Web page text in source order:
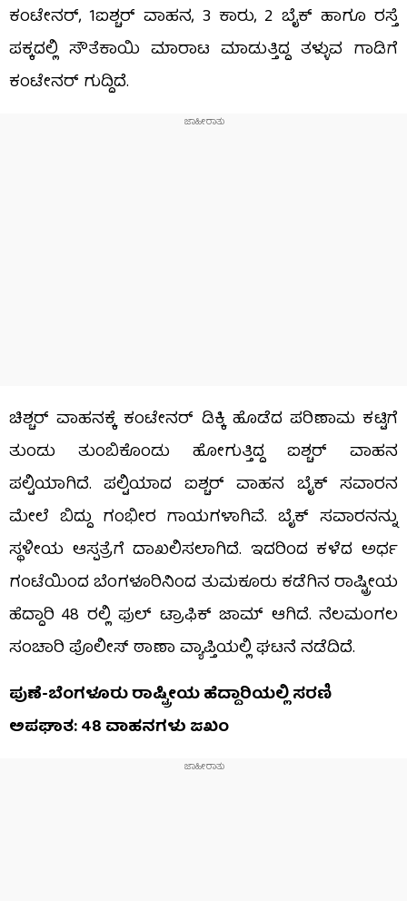
ಕಂಟೇನರ್, 1ಐಶ್ಚರ್ ವಾಹನ, 3 ಕಾರು, 2 ಬೈಕ್ ಹಾಗೂ ರಸ್ತೆ
ಪಕ್ಕದಲ್ಲಿ ಸೌತೆಕಾಯಿ ಮಾರಾಟ ಮಾಡುತ್ತಿದ್ದ ತಳ್ಳುವ ಗಾಡಿಗೆ
ಕಂಟೇನರ್​ ಗುದ್ದಿದೆ.
ಚಿಶ್ಚರ್ ವಾಹನಕ್ಕೆ ಕಂಟೇನರ್​ ಡಿಕ್ಕಿ ಹೊಡೆದ ಪರಿಣಾಮ ಕಟ್ಟಿಗೆ
ತುಂಡು ತುಂಬಿಕೊಂಡು ಹೋಗುತ್ತಿದ್ದ ಐಶ್ಚರ್ ವಾಹನ
ಪಲ್ಟಿಯಾಗಿದೆ. ಪಲ್ಟಿಯಾದ ಐಶ್ಚರ್ ವಾಹನ ಬೈಕ್ ಸವಾರನ
ಮೇಲೆ ಬಿದ್ದು ಗಂಭೀರ ಗಾಯಗಳಾಗಿವೆ. ಬೈಕ್​ ಸವಾರನನ್ನು
ಸ್ಥಳೀಯ ಆಸ್ಪತ್ರೆಗೆ ದಾಖಲಿಸಲಾಗಿದೆ. ಇದರಿಂದ ಕಳೆದ ಅರ್ಧ
ಗಂಟೆಯಿಂದ ಬೆಂಗಳೂರಿನಿಂದ ತುಮಕೂರು ಕಡೆಗಿನ ರಾಷ್ಟ್ರೀಯ
ಹೆದ್ದಾರಿ 48 ರಲ್ಲಿ ಫುಲ್ ಟ್ರಾಫಿಕ್ ಜಾಮ್ ಆಗಿದೆ. ನೆಲಮಂಗಲ
ಸಂಚಾರಿ ಪೊಲೀಸ್ ಠಾಣಾ ವ್ಯಾಪ್ತಿಯಲ್ಲಿ ಘಟನೆ ನಡೆದಿದೆ.
ಪುಣೆ-ಬೆಂಗಳೂರು ರಾಷ್ಟ್ರೀಯ ಹೆದ್ದಾರಿಯಲ್ಲಿ ಸರಣಿ
ಅಪಘಾತ: 48 ವಾಹನಗಳು ಜಖಂ